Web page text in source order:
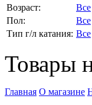
Возраст:
Все
Пол:
Все
Тип г/л катания: Все
Товары
Главная О магазине